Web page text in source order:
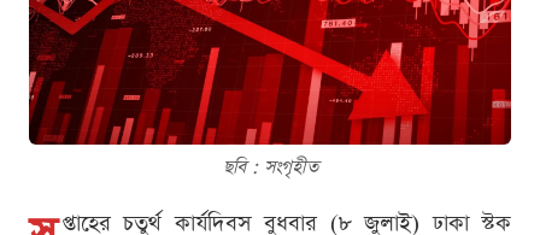
ছবি : সংগৃহীত
প্তাহের চতুর্থ কার্যদিবস বুধবার (৮ জুলাই) ঢাকা স্টক